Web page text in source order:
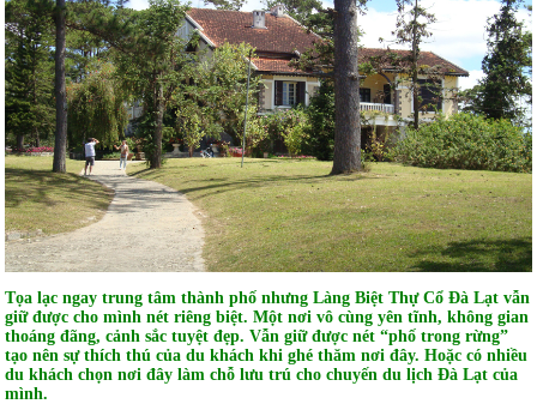
Tọa lạc ngay trung tâm thành phố nhưng Làng Biệt Thự Cổ Đà Lạt vẫn
giữ được cho mình nét riêng biệt. Một nơi vô cùng yên tĩnh, không gian
thoáng đãng, cảnh sắc tuyệt đẹp. Vẫn giữ được nét “phố trong rừng”
tạo nên sự thích thú của du khách khi ghé thăm nơi đây. Hoặc có nhiều
du khách chọn nơi đây làm chỗ lưu trú cho chuyến du lịch Đà Lạt của
mình.